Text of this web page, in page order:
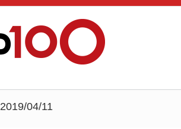
2019/04/11